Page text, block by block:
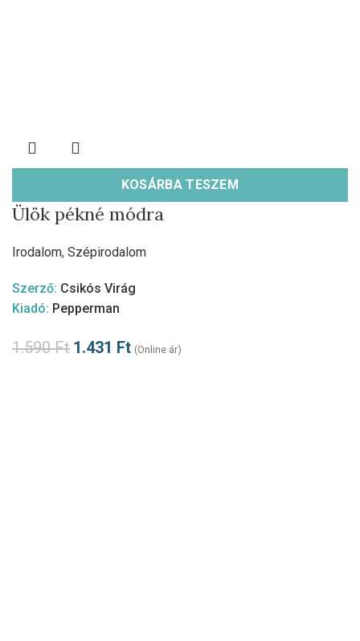
KOSÁRBA TESZEM
Ülök pékné módra
Irodalom, Szépirodalom
Szerző: Csikós Virág
Kiadó: Pepperman
1.590Ft 1.431 Ft (Online ár)